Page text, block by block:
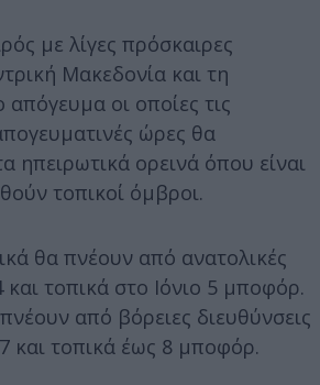
με λίγες πρόσκαιρες
Μακεδονία και τη
οι οποίες τις
ώρες θα
ηπειρωτικά ορεινά όπου είναι
τοπικοί όμβροι.
θα πνέουν από ανατολικές
και τοπικά στο Ιόνιο 5 μποφόρ.
από βόρειες διευθύνσεις
και τοπικά έως 8 μποφόρ.